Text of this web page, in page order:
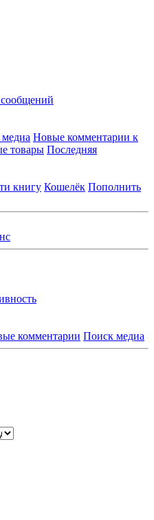
Новые комментарии к
товары Последняя
книгу Кошелёк Пополнить
комментарии Поиск медиа